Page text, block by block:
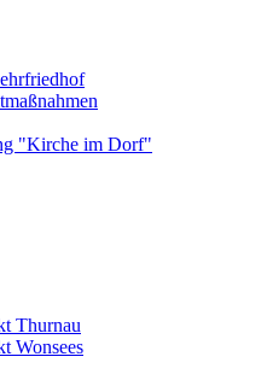
"Kirche im Dorf"
Thurnau
Wonsees